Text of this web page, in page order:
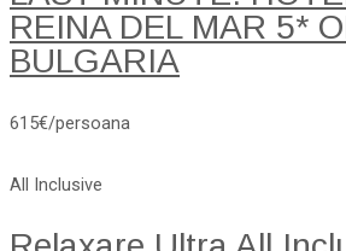
REINA DEL MAR 5*
BULGARIA
615€/persoana
All Inclusive